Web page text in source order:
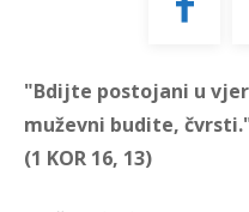
"Bdijte postojani u
muževni budite,
(1 KOR 16, 13)